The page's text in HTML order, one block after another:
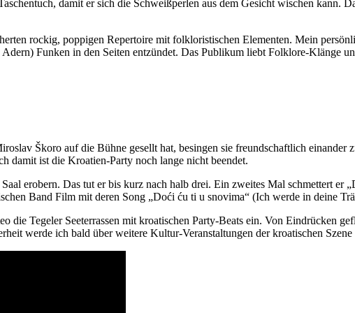
damit er sich die Schweißperlen aus dem Gesicht wischen kann.
rockig, poppigen Repertoire mit folkloristischen Elementen. Mein
Funken in den Seiten entzündet. Das Publikum liebt Folklore-Klänge
Škoro auf die Bühne gesellt hat, besingen sie freundschaftlich einander
damit ist die Kroatien-Party noch lange nicht beendet.
erobern. Das tut er bis kurz nach halb drei. Ein zweites Mal schmettert er
Band Film mit deren Song „Doći ću ti u snovima“ (Ich werde in deine
die Tegeler Seeterrassen mit kroatischen Party-Beats ein. Von Eindrücken
werde ich bald über weitere Kultur-Veranstaltungen der kroatischen Szene